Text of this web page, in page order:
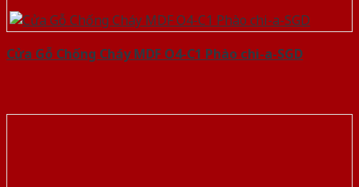
Cửa Gỗ Chống Cháy MDF O4-C1 Phào chi-a-SGD